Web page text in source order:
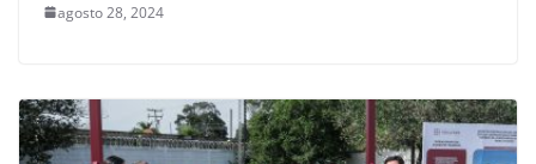
agosto 28, 2024